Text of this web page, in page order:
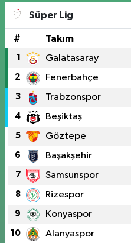
Süper Lig
# Takım
1 Galatasaray
2 Fenerbahçe
3 Trabzonspor
4 Beşiktaş
5 Göztepe
6 Başakşehir
7 Samsunspor
8 Rizespor
9 Konyaspor
10 Alanyaspor